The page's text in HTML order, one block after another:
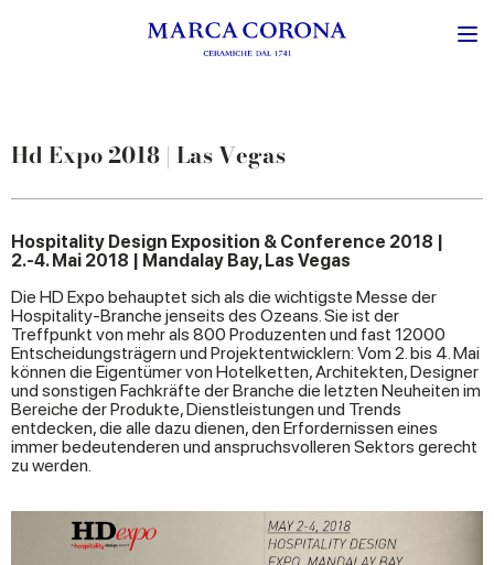
Hd Expo 2018 | Las Vegas
Hospitality Design Exposition & Conference 2018 |
2.-4. Mai 2018 | Mandalay Bay, Las Vegas
Die HD Expo behauptet sich als die wichtigste Messe der
Hospitality-Branche jenseits des Ozeans. Sie ist der
Treffpunkt von mehr als 800 Produzenten und fast 12000
Entscheidungsträgern und Projektentwicklern: Vom 2. bis 4. Mai
können die Eigentümer von Hotelketten, Architekten, Designer
und sonstigen Fachkräfte der Branche die letzten Neuheiten im
Bereiche der Produkte, Dienstleistungen und Trends
entdecken, die alle dazu dienen, den Erfordernissen eines
immer bedeutenderen und anspruchsvolleren Sektors gerecht
zu werden.